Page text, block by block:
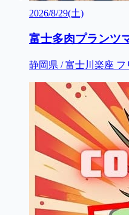
2026/8/29(土)
富士多肉プランツ
静岡県 / 富士川楽座 フ